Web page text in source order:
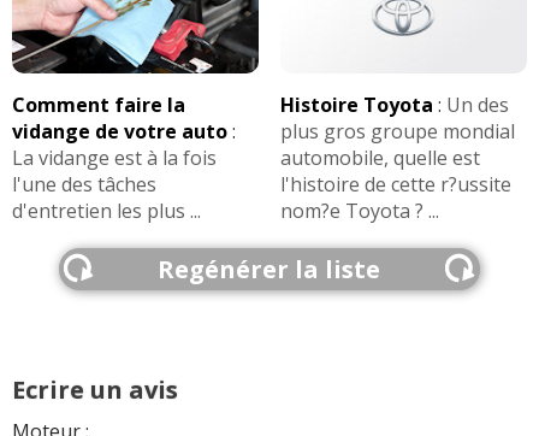
Comment faire la
vidange de votre auto:
La vidange est à la fois
l'une des tâches
d'entretien les plus ...
Histoire Toyota : Un des
plus gros groupe mondial
automobile, quelle est
l'histoire de cette r?ussite
nom?e Toyota ? ...
Regénérer la liste
Ecrire un avis